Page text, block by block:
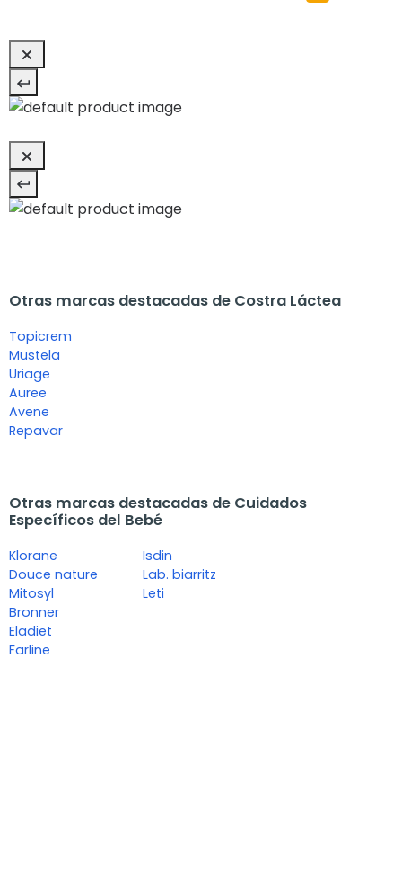
Otras marcas destacadas de Costra Láctea
Topicrem
Mustela
Uriage
Auree
Avene
Repavar
Otras marcas destacadas de Cuidados
Específicos del Bebé
Klorane
Douce nature
Mitosyl
Bronner
Eladiet
Farline
Isdin
Lab. biarritz
Leti